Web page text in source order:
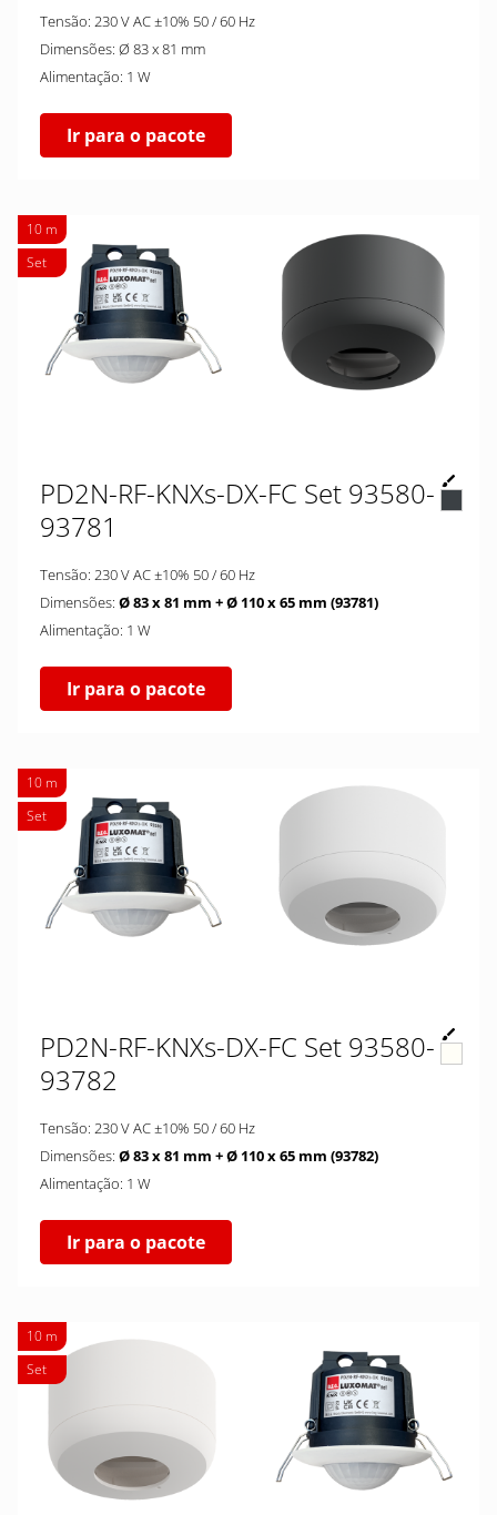
Tensão: 230 V AC ±10% 50 / 60 Hz
Dimensões: Ø 83 x 81 mm
Alimentação: 1 W
Ir para o pacote
10 m
Set
PD2N-RF-KNXs-DX-FC Set 93580-
93781
Tensão: 230 V AC ±10% 50 / 60 Hz
Dimensões: Ø 83 x 81 mm + Ø 110 x 65 mm (93781)
Alimentação: 1 W
Ir para o pacote
10 m
Set
PD2N-RF-KNXs-DX-FC Set 93580-
93782
Tensão: 230 V AC ±10% 50 / 60 Hz
Dimensões: Ø 83 x 81 mm + Ø 110 x 65 mm (93782)
Alimentação: 1 W
Ir para o pacote
10 m
Set